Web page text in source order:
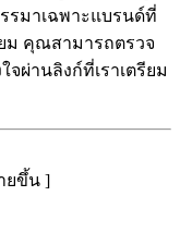
มาเฉพาะแบรนด์ที่
ม คุณสามารถตรวจ
ผ่านลิงก์ที่เราเตรียม
ยขึ้น ]